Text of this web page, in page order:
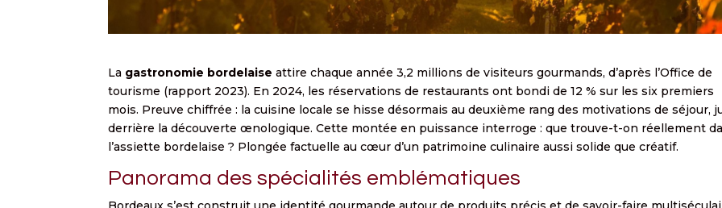
La gastronomie bordelaise attire chaque année 3,2 millions de visiteurs gourmands, d’après l’Office de
tourisme (rapport 2023). En 2024, les réservations de restaurants ont bondi de 12 % sur les six premiers
mois. Preuve chiffrée : la cuisine locale se hisse désormais au deuxième rang des motivations de séjour,
derrière la découverte œnologique. Cette montée en puissance interroge : que trouve-t-on réellement
l’assiette bordelaise ? Plongée factuelle au cœur d’un patrimoine culinaire aussi solide que créatif.
Panorama des spécialités emblématiques